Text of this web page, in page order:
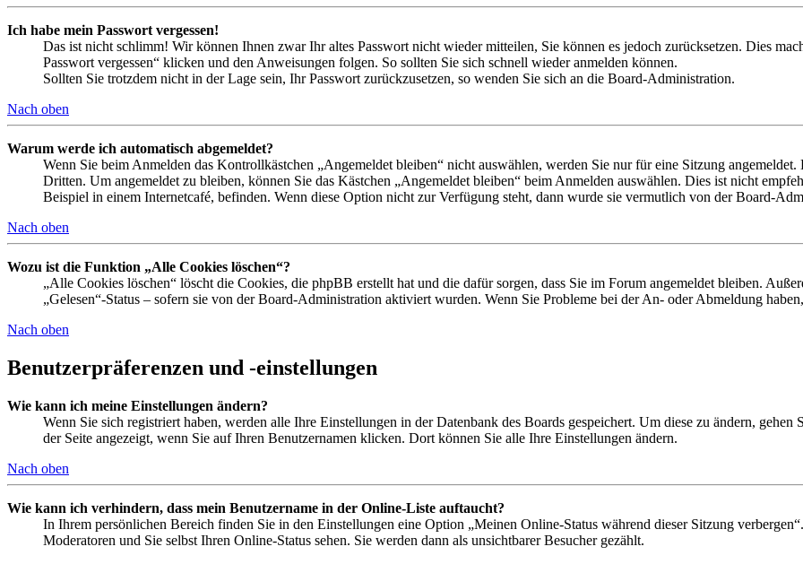
Ich habe mein Passwort vergessen!
Das ist nicht schlimm! Wir können Ihnen zwar Ihr altes Passwort nicht wieder mitteilen, Sie können es jedoch zurücksetzen. Dies
Passwort vergessen“ klicken und den Anweisungen folgen. So sollten Sie sich schnell wieder anmelden können.
Sollten Sie trotzdem nicht in der Lage sein, Ihr Passwort zurückzusetzen, so wenden Sie sich an die Board-Administration.
Nach oben
Warum werde ich automatisch abgemeldet?
Wenn Sie beim Anmelden das Kontrollkästchen „Angemeldet bleiben“ nicht auswählen, werden Sie nur für eine Sitzung
Dritten. Um angemeldet zu bleiben, können Sie das Kästchen „Angemeldet bleiben“ beim Anmelden auswählen. Dies ist nicht
Beispiel in einem Internetcafé, befinden. Wenn diese Option nicht zur Verfügung steht, dann wurde sie vermutlich von der Board-
Nach oben
Wozu ist die Funktion „Alle Cookies löschen“?
„Alle Cookies löschen“ löscht die Cookies, die phpBB erstellt hat und die dafür sorgen, dass Sie im Forum angemeldet bleiben.
„Gelesen“-Status – sofern sie von der Board-Administration aktiviert wurden. Wenn Sie Probleme bei der An- oder Abmeldung
Nach oben
Benutzerpräferenzen und -einstellungen
Wie kann ich meine Einstellungen ändern?
Wenn Sie sich registriert haben, werden alle Ihre Einstellungen in der Datenbank des Boards gespeichert. Um diese zu ändern,
der Seite angezeigt, wenn Sie auf Ihren Benutzernamen klicken. Dort können Sie alle Ihre Einstellungen ändern.
Nach oben
Wie kann ich verhindern, dass mein Benutzername in der Online-Liste auftaucht?
In Ihrem persönlichen Bereich finden Sie in den Einstellungen eine Option „Meinen Online-Status während dieser Sitzung
Moderatoren und Sie selbst Ihren Online-Status sehen. Sie werden dann als unsichtbarer Besucher gezählt.